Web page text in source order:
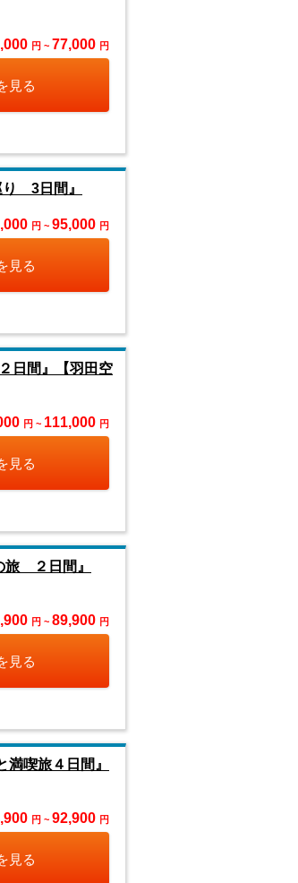
円 ~ 77,000 円
見る
り 3日間』
円 ~ 95,000 円
見る
日間』【羽田空
円 ~ 111,000 円
見る
旅 ２日間』
円 ~ 89,900 円
見る
喫旅４日間』
円 ~ 92,900 円
見る